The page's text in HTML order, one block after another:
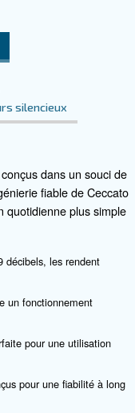
nos produits ?
de détails
possible.